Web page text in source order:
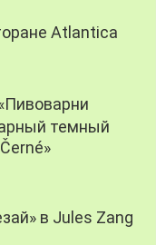
Atlantica
темный
в Jules Zang